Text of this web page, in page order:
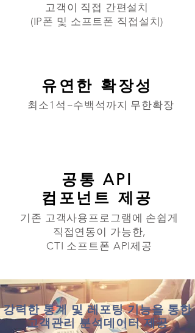
​고객이 직접 간편설치
​(IP폰 및 소프트폰 직접설치)
유연한 확장성
최소1석~수백석까지 무한확장
공통 API
컴포넌트 제공
기존 고객사용프로그램에 손쉽게
직접연동이 가능한,
CTI 소프트폰 API제공
강력한 통계 및 레포팅 기능을 통한
​고객관리 분석데이터 제공